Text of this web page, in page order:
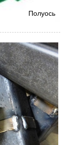
Полуось